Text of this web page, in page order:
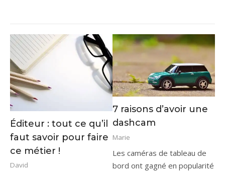
Éditeur : tout ce qu’il
faut savoir pour faire
ce métier !
David
7 raisons d’avoir une
dashcam
Marie
Les caméras de tableau de
bord ont gagné en popularité